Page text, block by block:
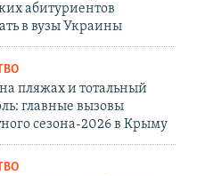
абитуриентов
в вузы Украины
пляжах и тотальный
главные вызовы
сезона-2026 в Крыму